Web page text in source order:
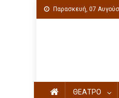
Παρασκευή, 07
ΘΕΑΤΡΟ